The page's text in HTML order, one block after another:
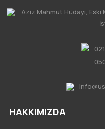
Aziz Mahmut Hüdayi, Eski
HAKKIMIZDA